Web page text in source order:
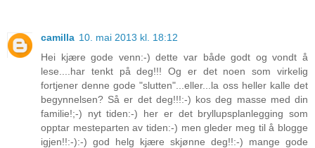
camilla 10. mai 2013 kl. 18:12
Hei kjære gode venn:-) dette var både godt og vondt å
lese....har tenkt på deg!!! Og er det noen som virkelig
fortjener denne gode "slutten"...eller...la oss heller kalle det
begynnelsen? Så er det deg!!!:-) kos deg masse med din
familie!;-) nyt tiden:-) her er det bryllupsplanlegging som
opptar mesteparten av tiden:-) men gleder meg til å blogge
igjen!!:-):-) god helg kjære skjønne deg!!:-) mange gode